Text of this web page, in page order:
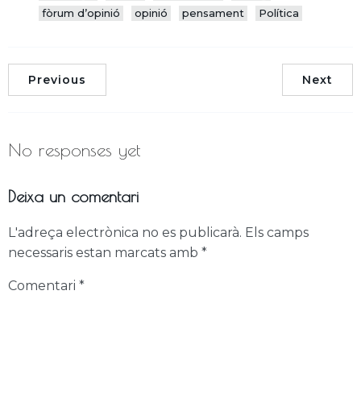
fòrum d’opinió
opinió pensament Política
Previous Next
No responses yet
Deixa un comentari
L'adreça electrònica no es publicarà. Els camps
necessaris estan marcats amb *
Comentari *